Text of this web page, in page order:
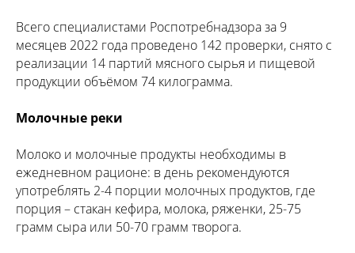
Всего специалистами Роспотребнадзора за 9
месяцев 2022 года проведено 142 проверки, снято с
реализации 14 партий мясного сырья и пищевой
продукции объёмом 74 килограмма.
Молочные реки
Молоко и молочные продукты необходимы в
ежедневном рационе: в день рекомендуются
употреблять 2-4 порции молочных продуктов, где
порция – стакан кефира, молока, ряженки, 25-75
грамм сыра или 50-70 грамм творога.